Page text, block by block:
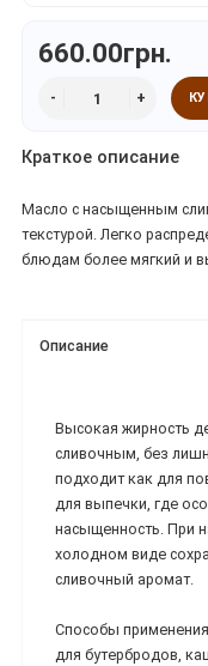
660.00грн.
Краткое описание
Масло с насыщенным
текстурой. Легко
блюдам более мягкий и
Описание
Высокая жирность
сливочным, без
подходит как для
для выпечки, где
насыщенность. При
холодном виде
сливочный аромат.
Способы
для бутербродов,